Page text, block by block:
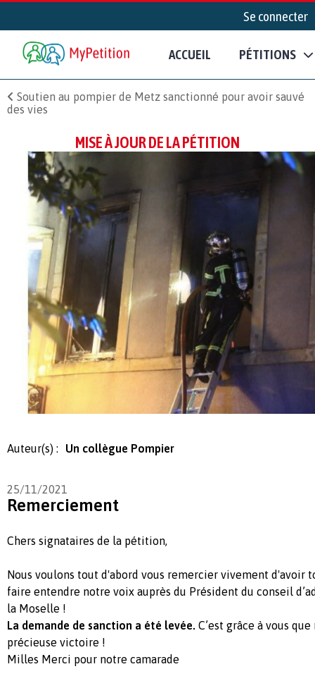
Se connecter
ACCUEIL PÉTITIONS
Soutien au pompier de Metz sanctionné pour avoir sauvé
des vies
MISE À JOUR DE LA PÉTITION
Auteur(s) : Un collègue Pompier
25/11/2021
Remerciement
Chers signataires de la pétition,
Nous voulons tout d'abord vous remercier vivement d'avoir
faire entendre notre voix auprès du Président du conseil
la Moselle !
La demande de sanction a été levée. C’est grâce à vous
précieuse victoire !
Milles Merci pour notre camarade